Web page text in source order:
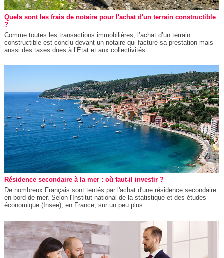
Quels sont les frais de notaire pour l'achat d'un terrain constructible
?
Comme toutes les transactions immobilières, l’achat d’un terrain
constructible est conclu devant un notaire qui facture sa prestation mais
aussi des taxes dues à l’État et aux collectivités...
Résidence secondaire à la mer : où faut-il investir ?
De nombreux Français sont tentés par l'achat d'une résidence secondaire
en bord de mer. Selon l'Institut national de la statistique et des études
économique (Insee), en France, sur un peu plus...